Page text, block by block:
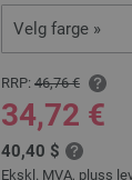
Velg farge »
RRP: 46,76 €
34,72 €
40,40 $
Ekskl. MVA, pluss